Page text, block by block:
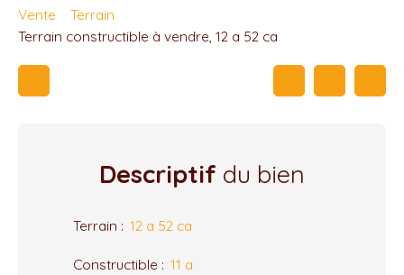
Vente
Terrain
Terrain constructible à vendre, 12 a 52 ca
Descriptif du bien
Terrain : 12 a 52 ca
Constructible : 11 a